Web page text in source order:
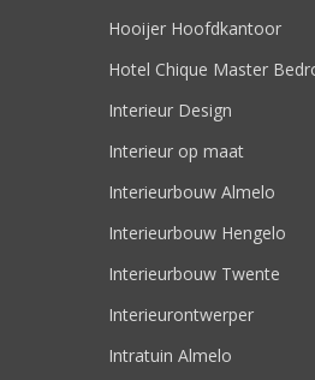
Hooijer Hoofdkantoor
Hotel Chique Master
Interieur Design
Interieur op maat
Interieurbouw Almelo
Interieurbouw Hengelo
Interieurbouw Twente
Interieurontwerper
Intratuin Almelo